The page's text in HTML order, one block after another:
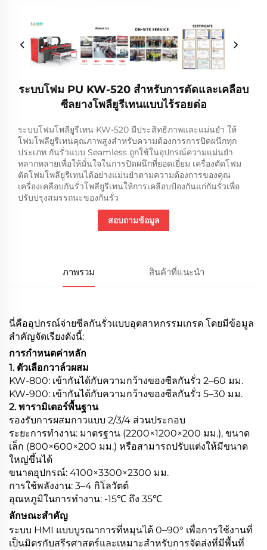
ระบบโฟม PU KW-520 สำหรับการตัดและเคลือบ
ซีลยางโพลียูรีเทนแบบไร้รอยต่อ
ระบบโฟมโพลียูรีเทน KW-520 มีประสิทธิภาพและแม่นยำ ให้
โฟมโพลียูรีเทนคุณภาพสูงสำหรับความต้องการการปิดผนึกทุก
ประเภท กันรั่วแบบ Seamless ถูกใช้ในอุปกรณ์ความแม่นยำ
หลากหลายเพื่อให้มั่นใจในการปิดผนึกที่ยอดเยี่ยม เครื่องตัดโฟม
ตัดโฟมโพลียูรีเทนได้อย่างแม่นยำตามความต้องการของคุณ
เครื่องเคลือบกันรั่วโพลียูรีเทนให้การเคลือบป้องกันแก่กันรั่วเพื่อ
ปรับปรุงสมรรถนะของกันรั่ว
สอบถามข้อมูล
ภาพรวม สินค้าที่แนะนำ
นี่คืออุปกรณ์จ่ายซีลกันรั่วแบบอุตสาหกรรมเกรด โดยมีข้อมูล
สำคัญจัดเรียงดังนี้:
การกำหนดค่าหลัก
1. ตัวเลือกวาล์วผสม
KW-800: เข้ากันได้กับความกว้างของซีลกันรั่ว 2–60 มม.
KW-900: เข้ากันได้กับความกว้างของซีลกันรั่ว 5–30 มม.
2. พารามิเตอร์พื้นฐาน
รองรับการผสมกาวแบบ 2/3/4 ส่วนประกอบ
ระยะการทำงาน: มาตรฐาน (2200×1200×200 มม.), ขนาด
เล็ก (800×600×200 มม.) หรือสามารถปรับแต่งให้มีขนาด
ใหญ่ขึ้นได้
ขนาดอุปกรณ์: 4100×3300×2300 มม.
การใช้พลังงาน: 3–4 กิโลวัตต์
อุณหภูมิในการทำงาน: -15℃ ถึง 35℃
ลักษณะสําคัญ
ระบบ HMI แบบบูรณาการที่หมุนได้ 0–90° เพื่อการใช้งานที่
เป็นมิตรกับสรีรศาสตร์และเหมาะสำหรับการจัดส่งที่มีพื้นที่